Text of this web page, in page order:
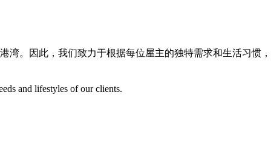
。因此，我们致力于根据每位屋主的独特需求和生活习惯，
and lifestyles of our clients.